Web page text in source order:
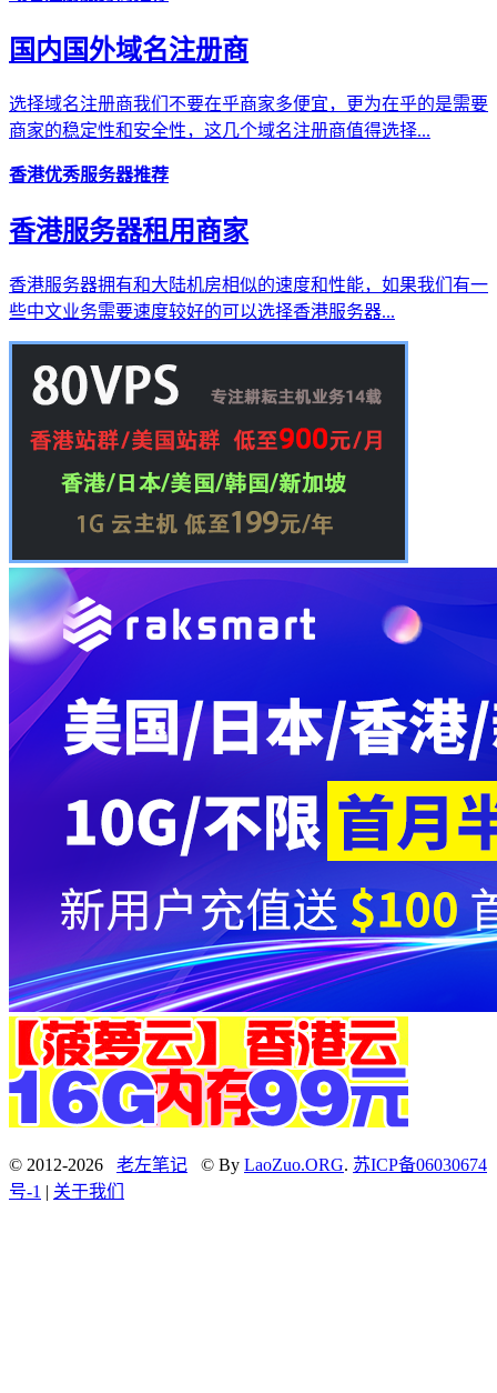
国内国外域名注册商
选择域名注册商我们不要在乎商家多便宜，更为在乎的是需要
商家的稳定性和安全性，这几个域名注册商值得选择...
香港优秀服务器推荐
香港服务器租用商家
香港服务器拥有和大陆机房相似的速度和性能，如果我们有一
些中文业务需要速度较好的可以选择香港服务器...
© 2012-2026 老左笔记 © By LaoZuo.ORG. 苏ICP备06030674
号-1 | 关于我们